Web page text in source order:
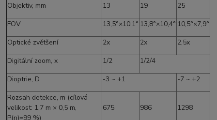
Objektiv, mm
13 19
25
FOV
13,5°×10,1° 13,8°×10,4° 10,5°×7,9°
Optické zvětšení
2x 2x
2,5x
Digitální zoom, x
1/2
1/2/4
Dioptrie, D
-3 ~ +1
-7 ~ +2
Rozsah detekce, m (cílová
velikost: 1,7 m × 0,5 m,
P(n)=99 %)
675 986 1298